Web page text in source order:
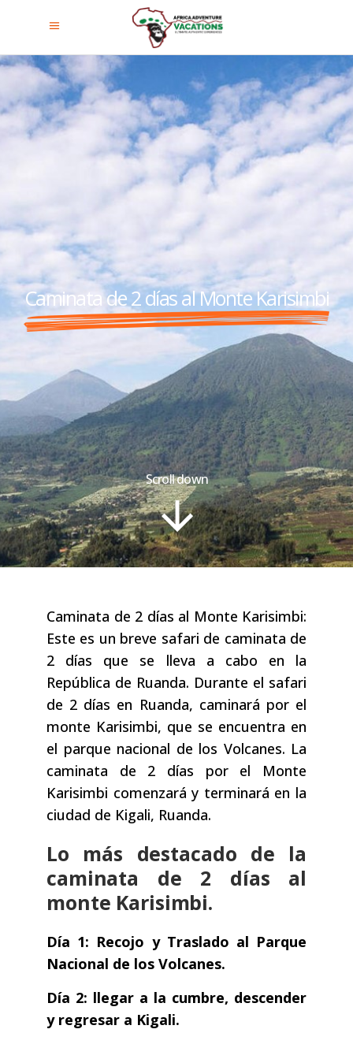
Caminata de 2 días al Monte Karisimbi
Scroll down
Caminata de 2 días al Monte Karisimbi:
Este es un breve safari de caminata de
2 días que se lleva a cabo en la
República de Ruanda. Durante el safari
de 2 días en Ruanda, caminará por el
monte Karisimbi, que se encuentra en
el parque nacional de los Volcanes. La
caminata de 2 días por el Monte
Karisimbi comenzará y terminará en la
ciudad de Kigali, Ruanda.
Lo más destacado de la
caminata de 2 días al
monte Karisimbi.
Día 1: Recojo y Traslado al Parque
Nacional de los Volcanes.
Día 2: llegar a la cumbre, descender
y regresar a Kigali.